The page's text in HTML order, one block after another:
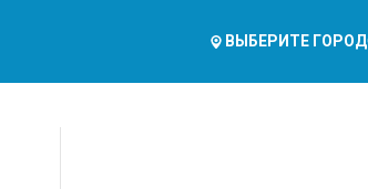
ВЫБЕРИТЕ ГОРОД